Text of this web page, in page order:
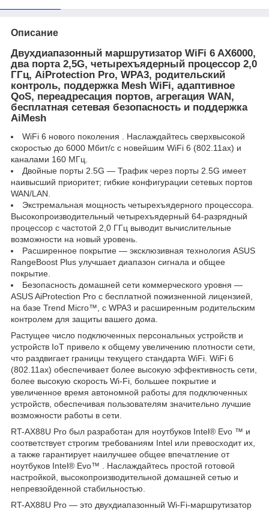
Описание
Двухдиапазонный маршрутизатор WiFi 6 AX6000,
два порта 2,5G, четырехъядерный процессор 2,0
ГГц, AiProtection Pro, WPA3, родительский
контроль, поддержка Mesh WiFi, адаптивное
QoS, переадресация портов, агрегация WAN,
бесплатная сетевая безопасность и поддержка
AiMesh
WiFi 6 нового поколения . Наслаждайтесь сверхвысокой
скоростью до 6000 Мбит/с с новейшим WiFi 6 (802.11ax) и
каналами 160 МГц.
Двойные порты 2.5G — Трафик через порты 2.5G имеет
наивысший приоритет; гибкие конфигурации сетевых портов
WAN/LAN.
Экстремальная мощность четырехъядерного процессора.
Высокопроизводительный четырехъядерный 64-разрядный
процессор с частотой 2,0 ГГц выводит вычислительные
возможности на новый уровень.
Расширенное покрытие — эксклюзивная технология ASUS
RangeBoost Plus улучшает диапазон сигнала и общее
покрытие.
Безопасность домашней сети коммерческого уровня —
ASUS AiProtection Pro с бесплатной пожизненной лицензией,
на базе Trend Micro™, с WPA3 и расширенным родительским
контролем для защиты вашего дома.
Растущее число подключенных персональных устройств и
устройств IoT привело к общему увеличению плотности сети,
что раздвигает границы текущего стандарта WiFi. WiFi 6
(802.11ax) обеспечивает более высокую эффективность сети,
более высокую скорость Wi-Fi, большее покрытие и
увеличенное время автономной работы для подключенных
устройств, обеспечивая пользователям значительно лучшие
возможности работы в сети.
RT-AX88U Pro был разработан для ноутбуков Intel® Evo ™ и
соответствует строгим требованиям Intel или превосходит их,
а также гарантирует наилучшее общее впечатление от
ноутбуков Intel® Evo™ . Наслаждайтесь простой готовой
настройкой, высокопроизводительной домашней сетью и
непревзойденной стабильностью.
RT-AX88U Pro — это двухдиапазонный Wi-Fi-маршрутизатор